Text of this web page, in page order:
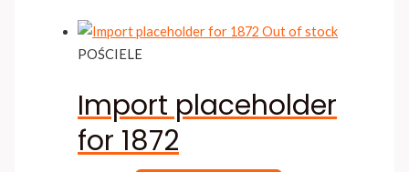
Out of stock
POŚCIELE
Import placeholder
for 1872